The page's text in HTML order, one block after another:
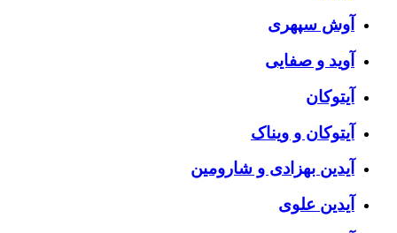
آوش سپهری
آوید و صفایی
آیتوکان
آیتوکان و ویناک
آیدین بهزادی و شارومین
آیدین علوی